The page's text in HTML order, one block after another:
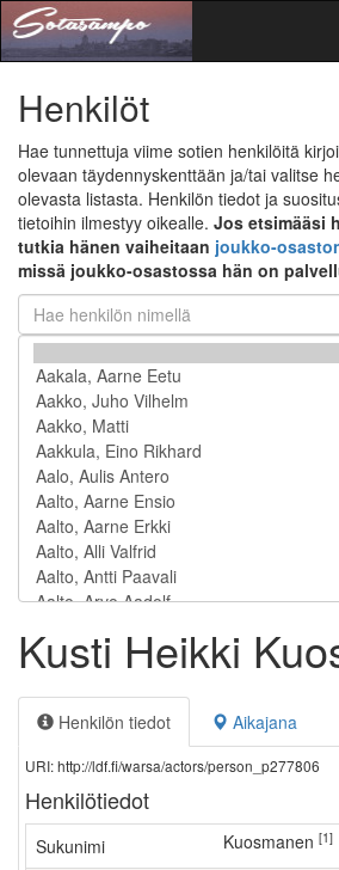
Henkilöt
Hae tunnettuja viime sotien henkilöitä
olevaan täydennyskenttään ja/tai valitse
olevasta listasta. Henkilön tiedot ja
tietoihin ilmestyy oikealle. Jos etsimääsi
tutkia hänen vaiheitaan joukko-
missä joukko-osastossa hän on
Kusti Heikki
Henkilön tiedot Aikajana
URI: http://ldf.fi/warsa/actors/person_p277806
Henkilötiedot
Sukunimi Kuosmanen [1]